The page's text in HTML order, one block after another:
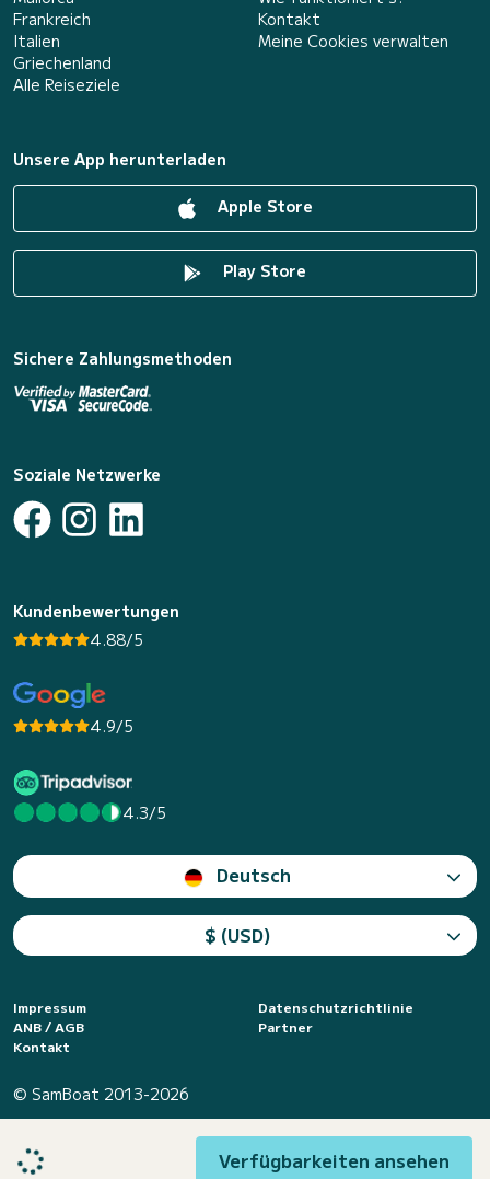
Verfügbarkeiten ansehen
Frankreich
Italien
Griechenland
Alle Reiseziele
Kontakt
Meine Cookies verwalten
Unsere App herunterladen
Apple Store
Play Store
Sichere Zahlungsmethoden
Soziale Netzwerke
Kundenbewertungen
4.88/5
4.9/5
4.3/5
Deutsch
$ (USD)
Impressum
Datenschutzrichtlinie
ANB / AGB
Partner
Kontakt
© SamBoat 2013-2026